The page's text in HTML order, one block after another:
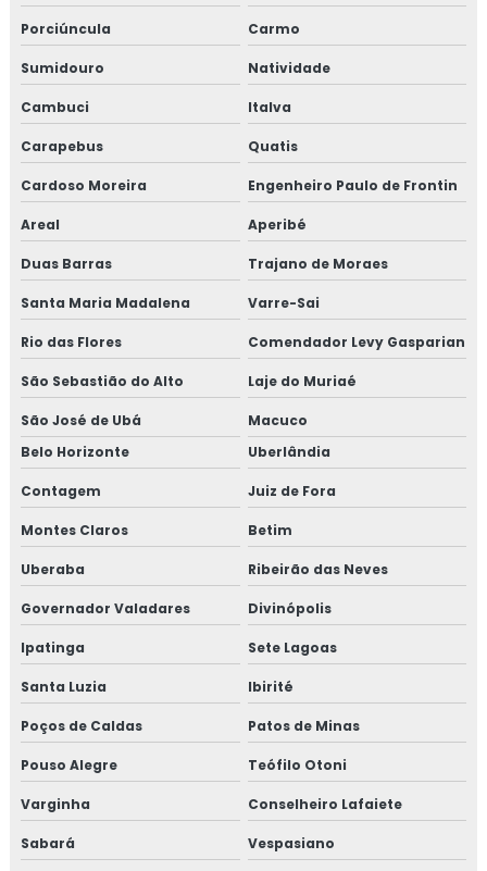
Análise de pressão sonora
Análise de qualidade de água
Análise de qualidade de ar ambiente
Análise qualidade do ar condicionado
Análise qualitativa de ruído
Analise de residuos industriais
Análise de resíduos sólidos
Análise de ruído
Análise de ruído ambiental
Análise de ruído externo
Análise de solo completa
Análise de solo para construção
Análise de solo laboratório
Análise de solo para pastagem
Análise de solo para plantio
Análise de solo profundidade
Análise de solo química
Análise de solo química e física
Porciúncula Carmo
Sumidouro Natividade
Cambuci Italva
Carapebus Quatis
Cardoso Moreira Engenheiro Paulo de Frontin
Areal Aperibé
Duas Barras Trajano de Moraes
Santa Maria Madalena Varre-Sai
Rio das Flores Comendador Levy Gasparian
São Sebastião do Alto Laje do Muriaé
São José de Ubá
Macuco
Belo Horizonte
Uberlândia
Contagem Juiz de Fora
Montes Claros Betim
Uberaba Ribeirão das Neves
Governador Valadares Divinópolis
Ipatinga Sete Lagoas
Santa Luzia Ibirité
Poços de Caldas Patos de Minas
Pouso Alegre Teófilo Otoni
Varginha Conselheiro Lafaiete
Sabará Vespasiano